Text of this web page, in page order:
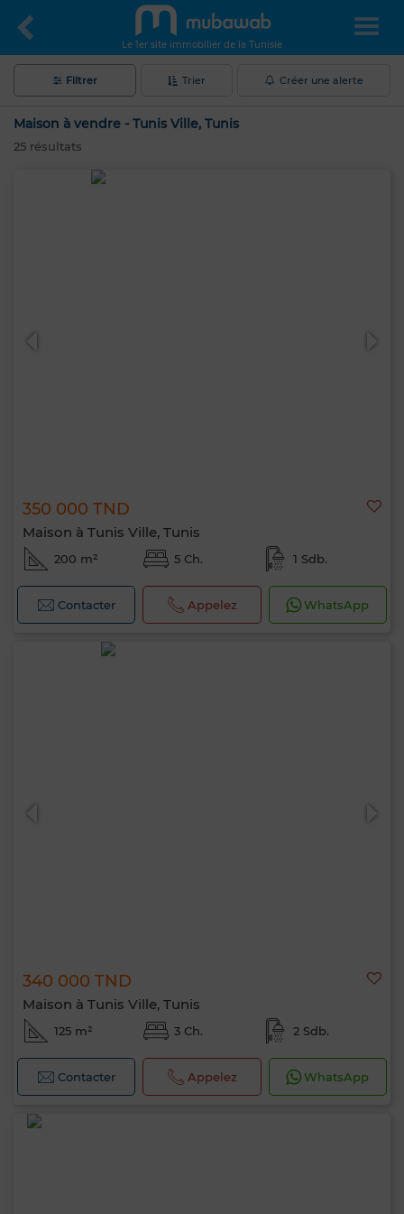
Le 1er site immobilier de la Tunisie
Filtrer Trier Créer une alerte
Maison à vendre - Tunis Ville, Tunis
25 résultats
350 000 TND
Maison à Tunis Ville, Tunis
200 m² 5 Ch. 1 Sdb.
Contacter Appelez WhatsApp
340 000 TND
Maison à Tunis Ville, Tunis
125 m² 3 Ch. 2 Sdb.
Contacter Appelez WhatsApp